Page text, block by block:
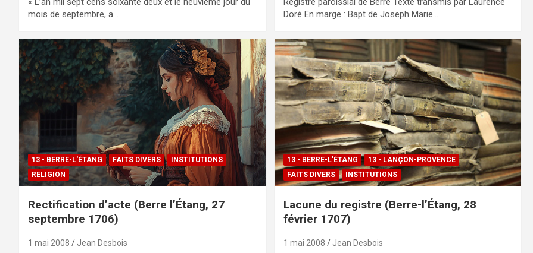
mois de septembre, a…
Doré En marge : Bapt de Joseph Marie…
13 - BERRE-L'ÉTANG FAITS DIVERS
INSTITUTIONS
RELIGION
Rectification d’acte (Berre l’Étang, 27
septembre 1706)
1 mai 2008 Jean Desbois
13 - BERRE-L'ÉTANG
13 - LANÇON-PROVENCE
FAITS DIVERS
INSTITUTIONS
Lacune du registre (Berre-l’Étang, 28
février 1707)
1 mai 2008 Jean Desbois